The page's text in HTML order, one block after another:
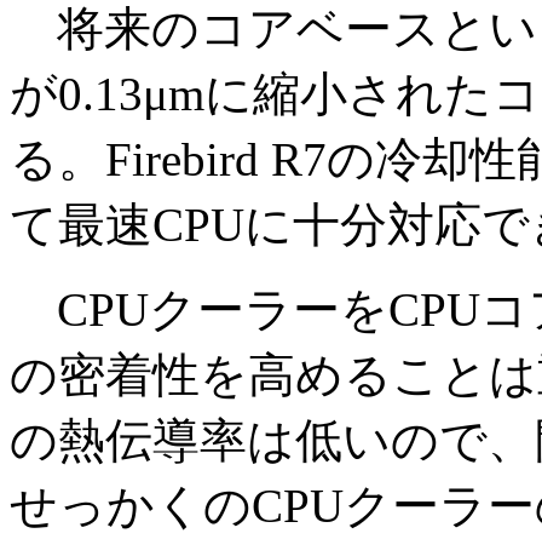
将来のコアベースと
が0.13μmに縮小された
る。Firebird R7の冷却
て最速CPUに十分対応
CPUクーラーをCPU
の密着性を高めること
の熱伝導率は低いので
せっかくのCPUクーラ